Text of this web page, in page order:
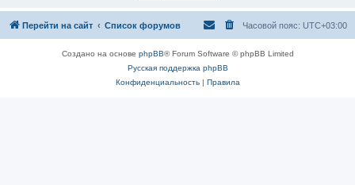
Перейти на сайт Список форумов Часовой пояс: UTC+03:00
Создано на основе phpBB® Forum Software © phpBB Limited
Русская поддержка phpBB
Конфиденциальность| Правила